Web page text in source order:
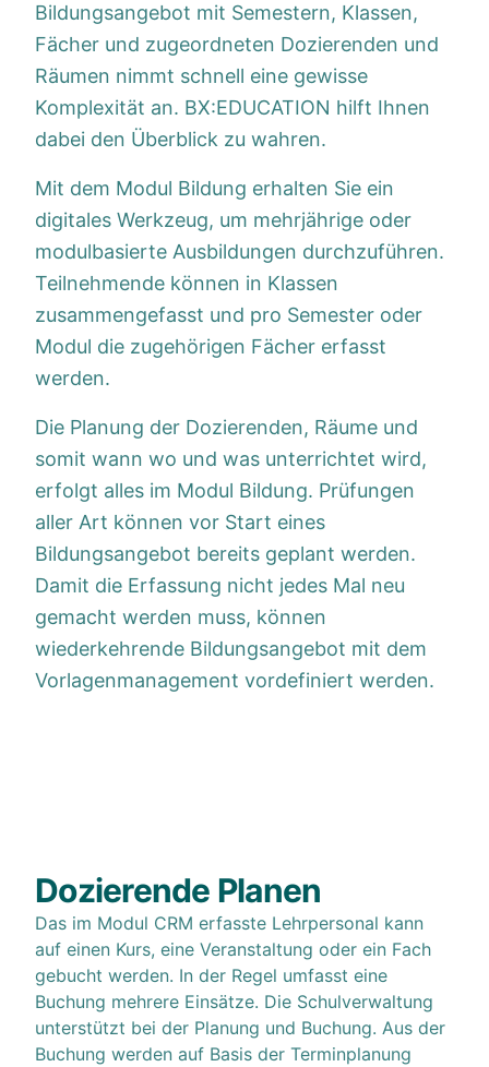
Bildungsangebot mit Semestern, Klassen,
Fächer und zugeordneten Dozierenden und
Räumen nimmt schnell eine gewisse
Komplexität an. BX:EDUCATION hilft Ihnen
dabei den Überblick zu wahren.
Mit dem Modul Bildung erhalten Sie ein
digitales Werkzeug, um mehrjährige oder
modulbasierte Ausbildungen durchzuführen.
Teilnehmende können in Klassen
zusammengefasst und pro Semester oder
Modul die zugehörigen Fächer erfasst
werden.
Die Planung der Dozierenden, Räume und
somit wann wo und was unterrichtet wird,
erfolgt alles im Modul Bildung. Prüfungen
aller Art können vor Start eines
Bildungsangebot bereits geplant werden.
Damit die Erfassung nicht jedes Mal neu
gemacht werden muss, können
wiederkehrende Bildungsangebot mit dem
Vorlagenmanagement vordefiniert werden.
Dozierende Planen
Das im Modul CRM erfasste Lehrpersonal kann
auf einen Kurs, eine Veranstaltung oder ein Fach
gebucht werden. In der Regel umfasst eine
Buchung mehrere Einsätze. Die Schulverwaltung
unterstützt bei der Planung und Buchung. Aus der
Buchung werden auf Basis der Terminplanung